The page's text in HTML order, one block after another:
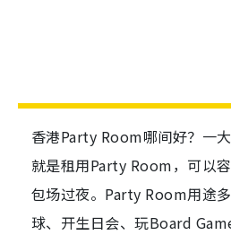
香港Party Room哪间好？一
就是租用Party Room，可以
包场过夜。Party Room用途
球、开生日会、玩Board